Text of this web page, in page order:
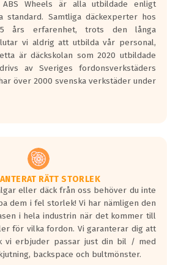
delas ut för
lastbilar.
ett test där däcken
en väg där det ligger
på
h brukar
överträffa
kommer det finnas
med vågar. Hög
med svarta vågor
påvisar om det är
ABS Wheels är alla utbildade enligt
standard. Samtliga däckexperter hos
års erfarenhet, trots den långa
vi aldrig att utbilda vår personal,
är däckskolan som 2020 utbildade
av Sveriges fordonsverkstäders
över 2000 svenska verkstäder under
RÄTT STORLEK
eller däck från oss behöver du inte
dem i fel storlek! Vi har nämligen den
i hela industrin när det kommer till
för vilka fordon. Vi garanterar dig att
vi erbjuder passar just din bil / med
backspace och bultmönster.